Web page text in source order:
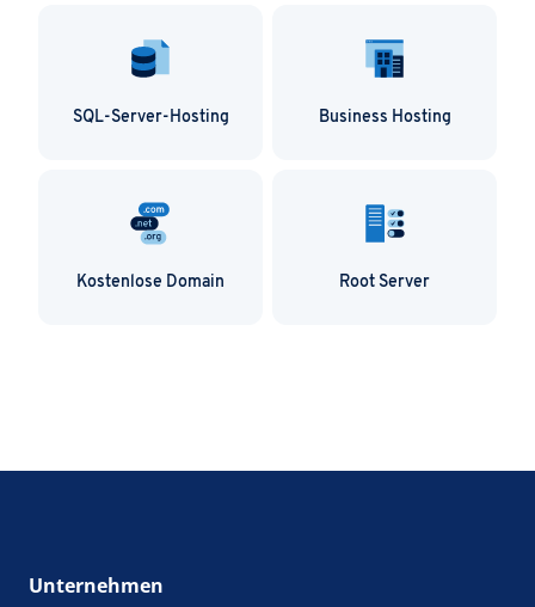
SQL-Server-Hosting Business Hosting
Kostenlose Domain Root Server
Unternehmen